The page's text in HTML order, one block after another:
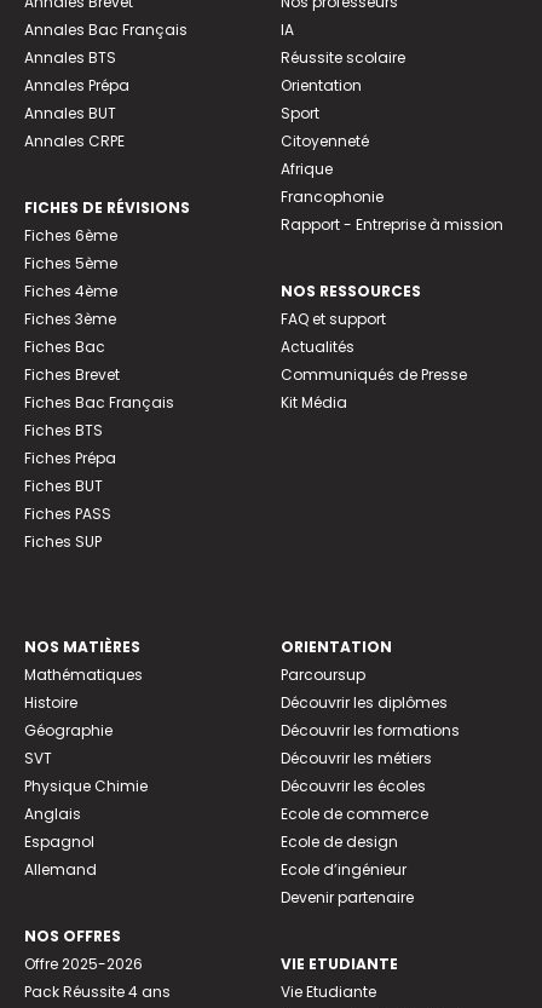
Annales Bac Français
Annales BTS
Annales Prépa
Annales BUT
Annales CRPE
FICHES DE RÉVISIONS
Fiches 6ème
Fiches 5ème
Fiches 4ème
Fiches 3ème
Fiches Bac
Fiches Brevet
Fiches Bac Français
Fiches BTS
Fiches Prépa
Fiches BUT
Fiches PASS
Fiches SUP
IA
Réussite scolaire
Orientation
Sport
Citoyenneté
Afrique
Francophonie
Rapport - Entreprise à mission
NOS RESSOURCES
FAQ et support
Actualités
Communiqués de Presse
Kit Média
NOS MATIÈRES
Mathématiques
Histoire
Géographie
SVT
Physique Chimie
Anglais
Espagnol
Allemand
NOS OFFRES
Offre 2025-2026
Pack Réussite 4 ans
ORIENTATION
Parcoursup
Découvrir les diplômes
Découvrir les formations
Découvrir les métiers
Découvrir les écoles
Ecole de commerce
Ecole de design
Ecole d’ingénieur
Devenir partenaire
VIE ETUDIANTE
Vie Etudiante